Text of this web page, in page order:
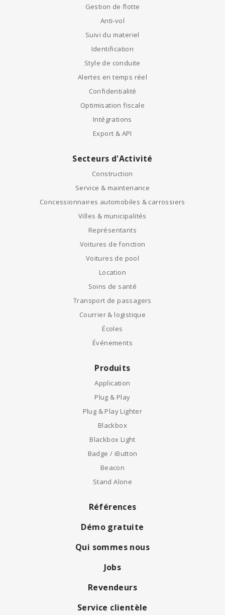
Gestion de flotte
Anti-vol
Suivi du materiel
Identification
Style de conduite
Alertes en temps réel
Confidentialité
Optimisation fiscale
Intégrations
Export & API
Secteurs d'Activité
Construction
Service & maintenance
Concessionnaires automobiles & carrossiers
Villes & municipalités
Représentants
Voitures de fonction
Voitures de pool
Location
Soins de santé
Transport de passagers
Courrier & logistique
Écoles
Événements
Produits
Application
Plug & Play
Plug & Play Lighter
Blackbox
Blackbox Light
Badge / iButton
Beacon
Stand Alone
Références
Démo gratuite
Qui sommes nous
Jobs
Revendeurs
Service clientèle